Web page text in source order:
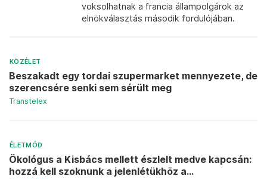
voksolhatnak a francia állampolgárok az
elnökválasztás második fordulójában.
KÖZÉLET
Beszakadt egy tordai szupermarket mennyezete, de
szerencsére senki sem sérült meg
Transtelex
ÉLETMÓD
Ökológus a Kisbács mellett észlelt medve kapcsán:
hozzá kell szoknunk a jelenlétükhöz a...